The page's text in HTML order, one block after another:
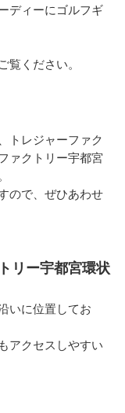
ディーにゴルフギ
覧ください。
トレジャーファク
ァクトリー宇都宮
ので、ぜひあわせ
リー宇都宮環状
いに位置してお
アクセスしやすい